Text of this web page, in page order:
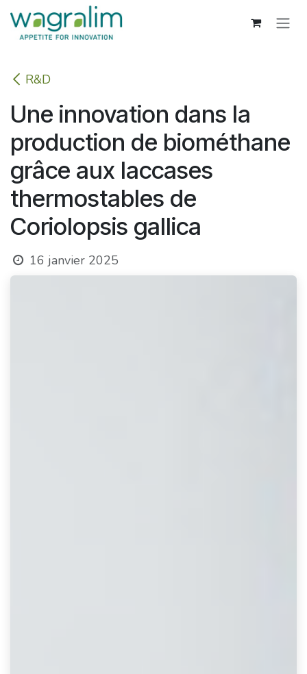
Se rendre au contenu
R&D
Une innovation dans la
production de biométhane
grâce aux laccases
thermostables de
Coriolopsis gallica
16 janvier 2025